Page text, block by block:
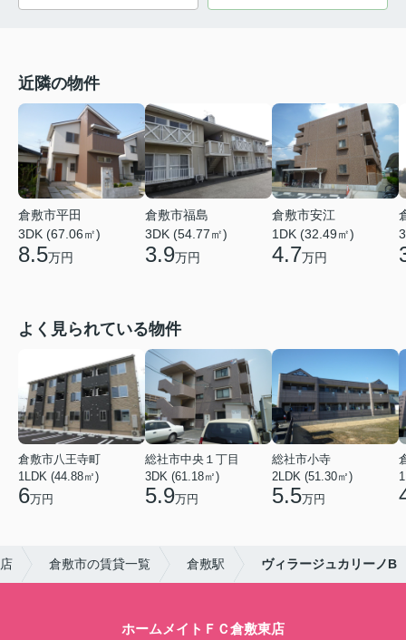
近隣の物件
倉敷市平田
3DK (67.06㎡)
8.5万円
倉敷市福島
3DK (54.77㎡)
3.9万円
倉敷市安江
1DK (32.49㎡)
4.7万円
よく見られている物件
倉敷市八王寺町
1LDK (44.88㎡)
6万円
総社市中央１丁目
3DK (61.18㎡)
5.9万円
総社市小寺
2LDK (51.30㎡)
5.5万円
倉敷市の賃貸一覧 倉敷駅 ヴィラージュカリーノB
ホームメイトＦＣ倉敷東店